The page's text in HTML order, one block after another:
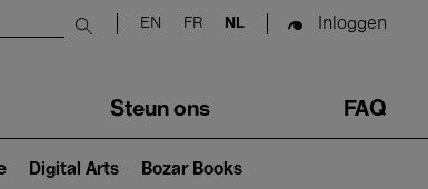
Submit search
EN FR NL Inloggen
Steun ons FAQ
Digital Arts Bozar Books